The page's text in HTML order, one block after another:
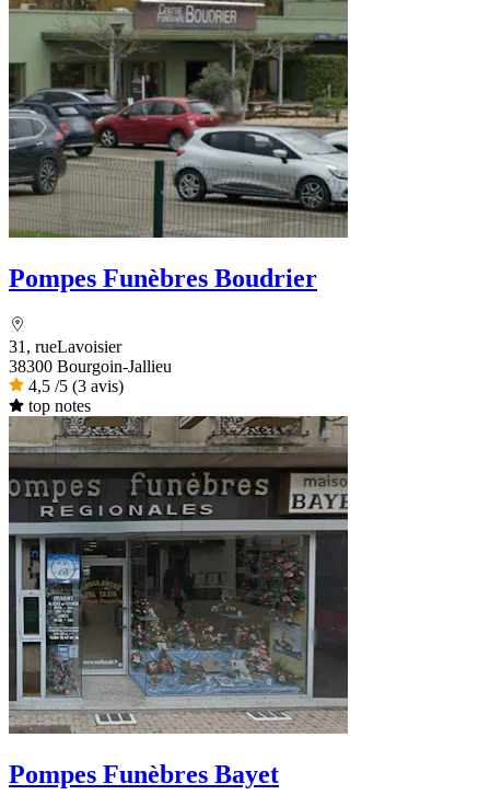
Pompes Funèbres Boudrier
31, rueLavoisier
38300 Bourgoin-Jallieu
4,5 /5 (3 avis)
top notes
Pompes Funèbres Bayet